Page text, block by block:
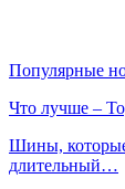
Популярные
Что лучше –
Шины,
длительный…